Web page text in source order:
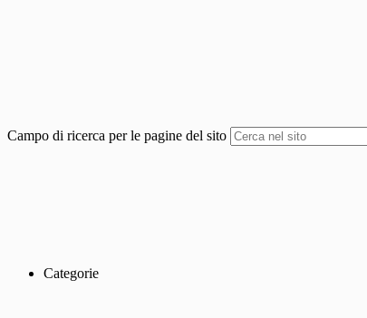
Campo di ricerca per le pagine del sito
Categorie